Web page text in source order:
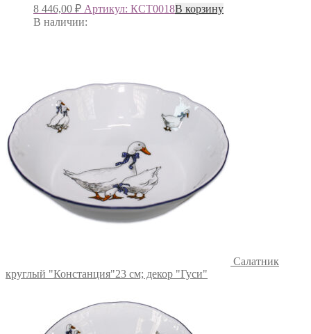
8 446,00 ₽ Артикул: КСТ0018В корзину
В наличии:
Салатник
круглый "Констанция"23 см; декор "Гуси"